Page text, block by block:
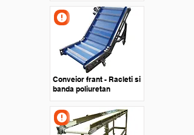
Conveior frant - Racleti si
banda poliuretan